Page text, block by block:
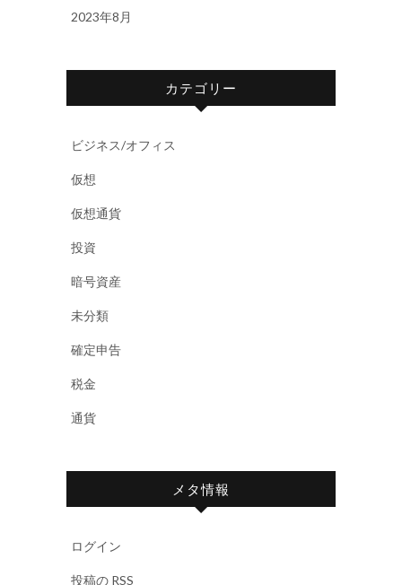
2023年8月
カテゴリー
ビジネス/オフィス
仮想
仮想通貨
投資
暗号資産
未分類
確定申告
税金
通貨
メタ情報
ログイン
投稿の RSS